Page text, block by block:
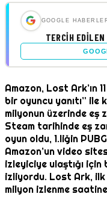
GOOGLE
TERCIH
Amazon, Lost Ark’ın
bir oyuncu yanıtı” ile
milyonun üzerinde eş
Steam tarihinde eş
oyun oldu, 1.liğin
Amazon’un video
izleyiciye ulaştığı
izliyordu. Lost Ark,
milyon izlenme